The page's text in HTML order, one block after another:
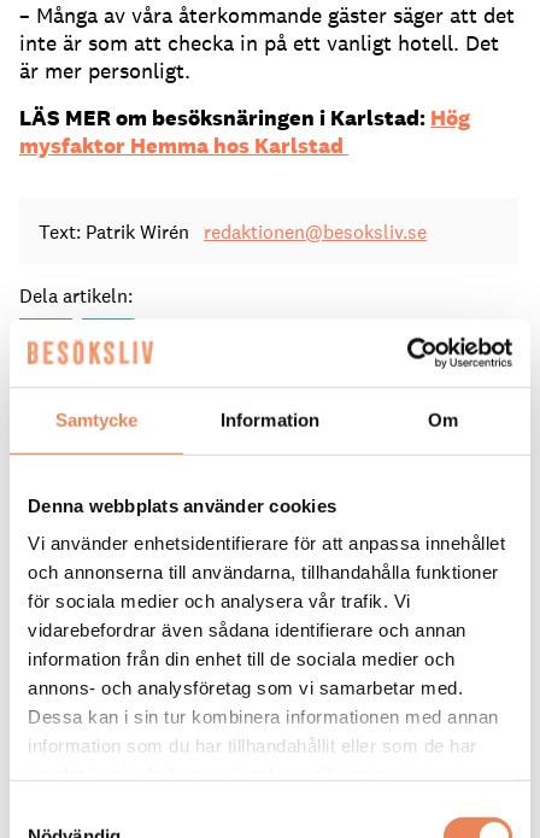
Samtycke Information Om
Denna webbplats använder cookies
Vi använder enhetsidentifierare för att anpassa innehållet
och annonserna till användarna, tillhandahålla funktioner
för sociala medier och analysera vår trafik. Vi
vidarebefordrar även sådana identifierare och annan
information från din enhet till de sociala medier och
annons- och analysföretag som vi samarbetar med.
Dessa kan i sin tur kombinera informationen med annan
information som du har tillhandahållit eller som de har
– Många av våra återkommande gäster säger att det
inte är som att checka in på ett vanligt hotell. Det
är mer personligt.
LÄS MER om besöksnäringen i Karlstad: Hög
mysfaktor Hemma hos Karlstad
Text: Patrik Wirén redaktionen@besoksliv.se
Dela artikeln:
Renoveringen av Home hotel Bilan
Samtliga 73 hotellrum har totalrenoverats och
utrustats med modern komfortkyla.
Lobby, korridorer och restaurang har fått en total
genomgång med fokus på byggnadens
fängelsehistorik.
Elbilsladdare har installerats i anslutning till hotellet.
Byggnaden fungerade som Värmlands länsfängelse